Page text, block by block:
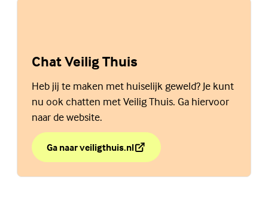
Chat Veilig Thuis
Heb jij te maken met huiselijk geweld? Je kunt
nu ook chatten met Veilig Thuis. Ga hiervoor
naar de website.
Ga naar veiligthuis.nl
over Chat Veilig Thuis
(Externe link)